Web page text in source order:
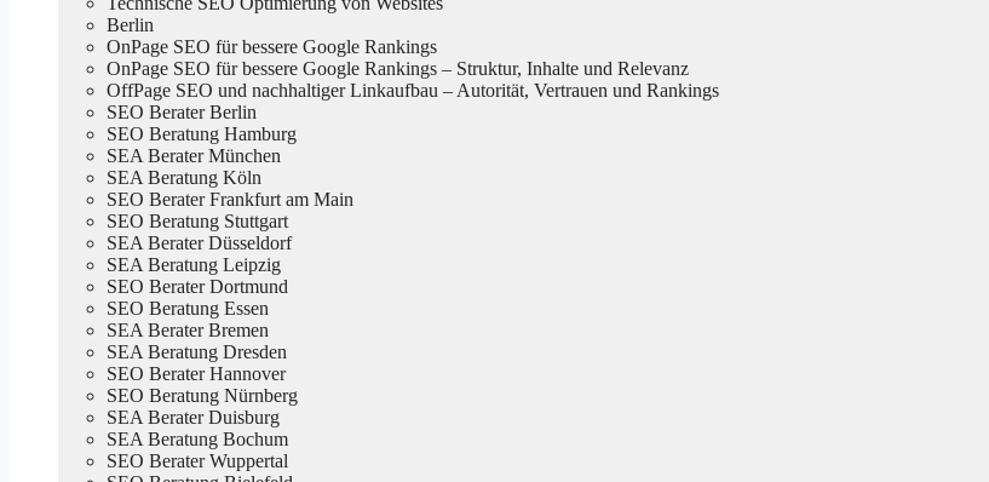
Berlin
OnPage SEO für bessere Google Rankings
OnPage SEO für bessere Google Rankings – Struktur, Inhalte und Relevanz
OffPage SEO und nachhaltiger Linkaufbau – Autorität, Vertrauen und Rankings
SEO Berater Berlin
SEO Beratung Hamburg
SEA Berater München
SEA Beratung Köln
SEO Berater Frankfurt am Main
SEO Beratung Stuttgart
SEA Berater Düsseldorf
SEA Beratung Leipzig
SEO Berater Dortmund
SEO Beratung Essen
SEA Berater Bremen
SEA Beratung Dresden
SEO Berater Hannover
SEO Beratung Nürnberg
SEA Berater Duisburg
SEA Beratung Bochum
SEO Berater Wuppertal